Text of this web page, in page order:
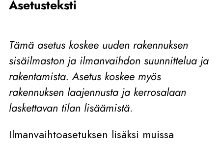
Asetusteksti
Tämä asetus koskee uuden rakennuksen
sisäilmaston ja ilmanvaihdon suunnittelua ja
rakentamista. Asetus koskee myös
rakennuksen laajennusta ja kerrosalaan
laskettavan tilan lisäämistä.
Ilmanvaihtoasetuksen lisäksi muissa